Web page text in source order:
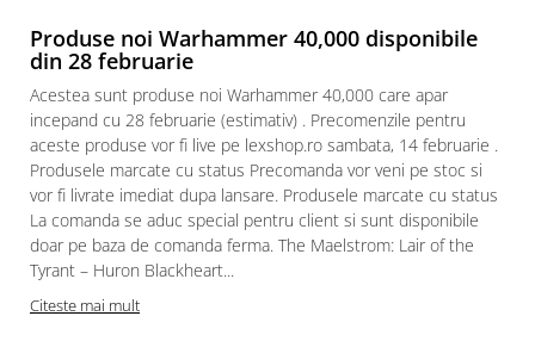
Friday The 13th
Figurine diverse
DC Univers
FUNKO POP!
One Piece
Dragon Ball
Anime
Produse noi Warhammer 40,000 disponibile
din 28 februarie
Acestea sunt produse noi Warhammer 40,000 care apar
incepand cu 28 februarie (estimativ) . Precomenzile pentru
aceste produse vor fi live pe lexshop.ro sambata, 14 februarie .
Produsele marcate cu status Precomanda vor veni pe stoc si
vor fi livrate imediat dupa lansare. Produsele marcate cu status
La comanda se aduc special pentru client si sunt disponibile
doar pe baza de comanda ferma. The Maelstrom: Lair of the
Tyrant – Huron Blackheart...
Citeste mai mult